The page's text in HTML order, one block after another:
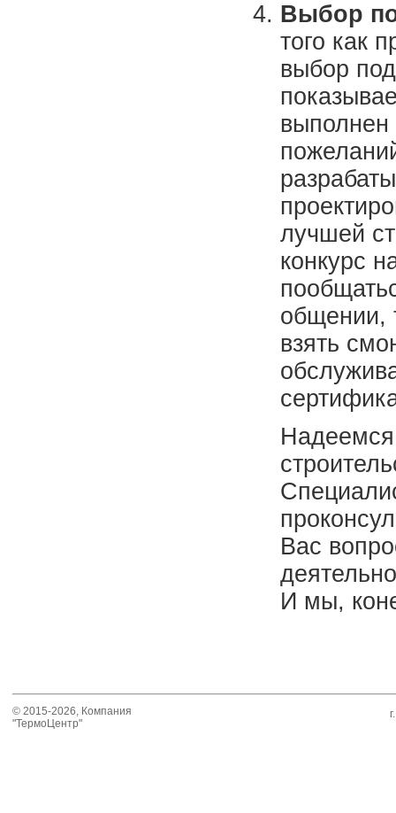
Выбор
того как
выбор
выполнен
лучшей
конкурс
общении,
взять
Вас
И мы,
© 2015-2026, Компания
"ТермоЦентр"